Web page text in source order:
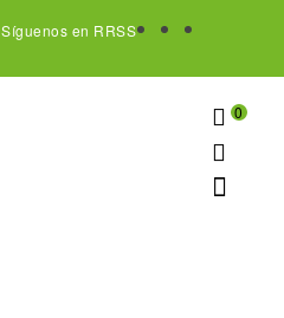
Síguenos en RRSS
0